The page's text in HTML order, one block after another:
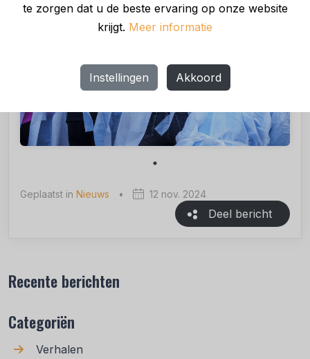
te zorgen dat u de beste ervaring op onze website
krijgt. Meer informatie
Instellingen Akkoord
Geplaatst in Nieuws • 12 nov. 2024
Deel bericht
Recente berichten
Categoriën
Verhalen